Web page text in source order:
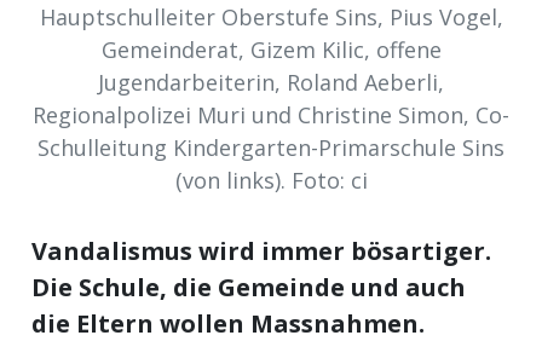
Mitteilungen
Hauptschulleiter Oberstufe Sins, Pius Vogel,
Gemeinderat, Gizem Kilic, offene
Jugendarbeiterin, Roland Aeberli,
Regionalpolizei Muri und Christine Simon, Co-
Schulleitung Kindergarten-Primarschule Sins
(von links). Foto: ci
Vandalismus wird immer bösartiger.
Die Schule, die Gemeinde und auch
die Eltern wollen Massnahmen.